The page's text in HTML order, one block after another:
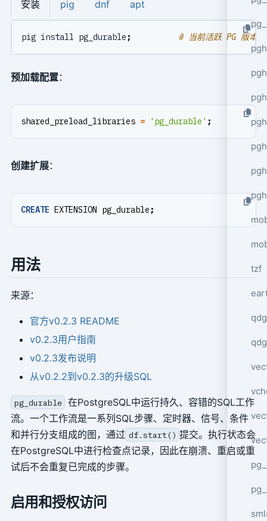
tzf
安装 pig dnf apt
pig install pg_durable ; # 当前活跃 PG 版本
预加载配置：
shared_preload_libraries = 'pg_durable' ;
创建扩展：
CREATE EXTENSION pg_durable ;
用法
来源：
官方v0.2.3 README
v0.2.3用户指南
v0.2.3发布说明
从v0.2.2到v0.2.3的升级SQL
pg_durable 在PostgreSQL中运行持久、容错的SQL工作
流。一个工作流是一系列SQL步骤、定时器、信号、条件
和并行分支组成的图，通过 df.start() 提交。执行状态会
在PostgreSQL中进行检查点记录，因此在崩溃、重启或重
试后不会重复已完成的步骤。
启用和授权访问